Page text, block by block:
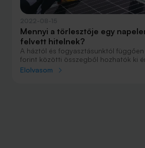
Mennyi a törlesztője egy
felvett hitelnek?
A háztól és fogyasztásunktól függően
forint közötti összegből hozhatók ki
napelemrendszerek. Ha belevágunk
Elolvasom